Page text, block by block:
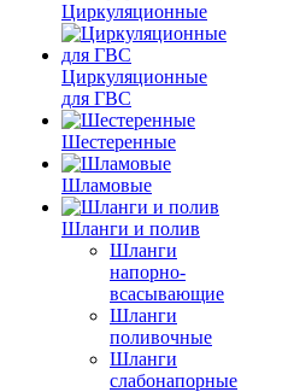
Циркуляционные
Циркуляционные
для ГВС
Шестеренные
Шламовые
Шланги и полив
Шланги
напорно-
всасывающие
Шланги
поливочные
Шланги
слабонапорные